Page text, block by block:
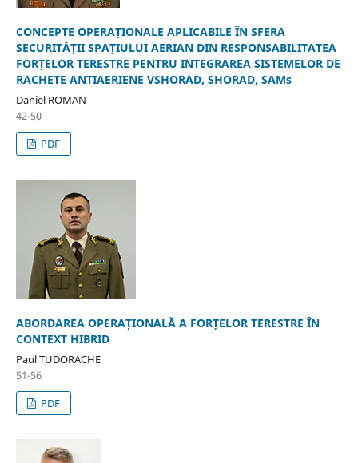
CONCEPTE OPERAȚIONALE APLICABILE ÎN SFERA
SECURITĂȚII SPAȚIULUI AERIAN DIN RESPONSABILITATEA
FORȚELOR TERESTRE PENTRU INTEGRAREA SISTEMELOR DE
RACHETE ANTIAERIENE VSHORAD, SHORAD, SAMs
Daniel ROMAN
42-50
PDF
ABORDAREA OPERAȚIONALĂ A FORȚELOR TERESTRE ÎN
CONTEXT HIBRID
Paul TUDORACHE
51-56
PDF